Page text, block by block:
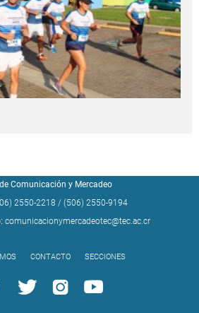
Comunicación y Mercadeo
2550-2218 / (506) 2550-9194
comunicacionymercadeotec@tec.ac.cr
CONTACTO SECCIONES